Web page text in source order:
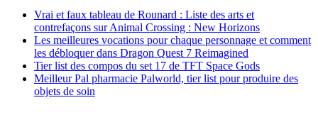
Vrai et faux tableau de Rounard : Liste des arts et
contrefaçons sur Animal Crossing : New Horizons
Les meilleures vocations pour chaque personnage et comment
les débloquer dans Dragon Quest 7 Reimagined
Tier list des compos du set 17 de TFT Space Gods
Meilleur Pal pharmacie Palworld, tier list pour produire des
objets de soin